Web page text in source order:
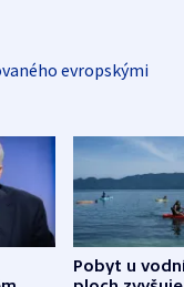
evropskými
Pobyt u